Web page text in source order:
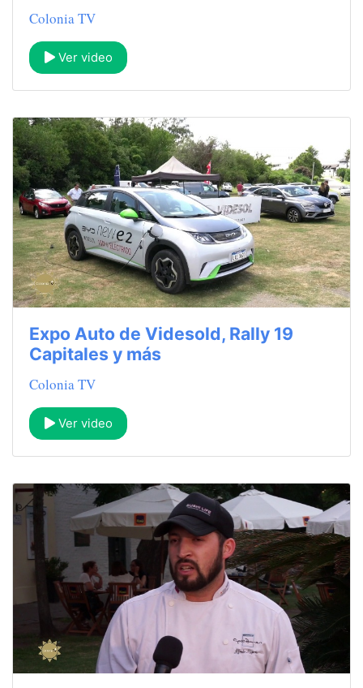
Colonia TV
Ver video
Expo Auto de Videsold, Rally 19
Capitales y más
Colonia TV
Ver video